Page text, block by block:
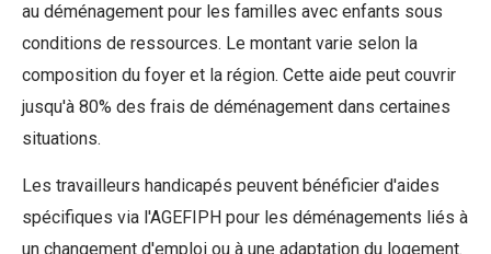
au déménagement pour les familles avec enfants sous
conditions de ressources. Le montant varie selon la
composition du foyer et la région. Cette aide peut couvrir
jusqu'à 80% des frais de déménagement dans certaines
situations.
Les travailleurs handicapés peuvent bénéficier d'aides
spécifiques via l'AGEFIPH pour les déménagements liés à
un changement d'emploi ou à une adaptation du logement.